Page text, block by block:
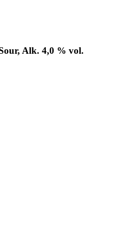
Alk. 4,0 % vol.